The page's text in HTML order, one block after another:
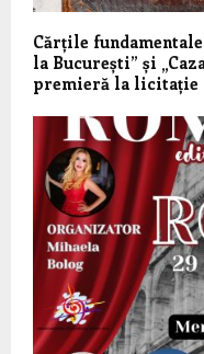
Cărțile
la București” și
premieră la licitație